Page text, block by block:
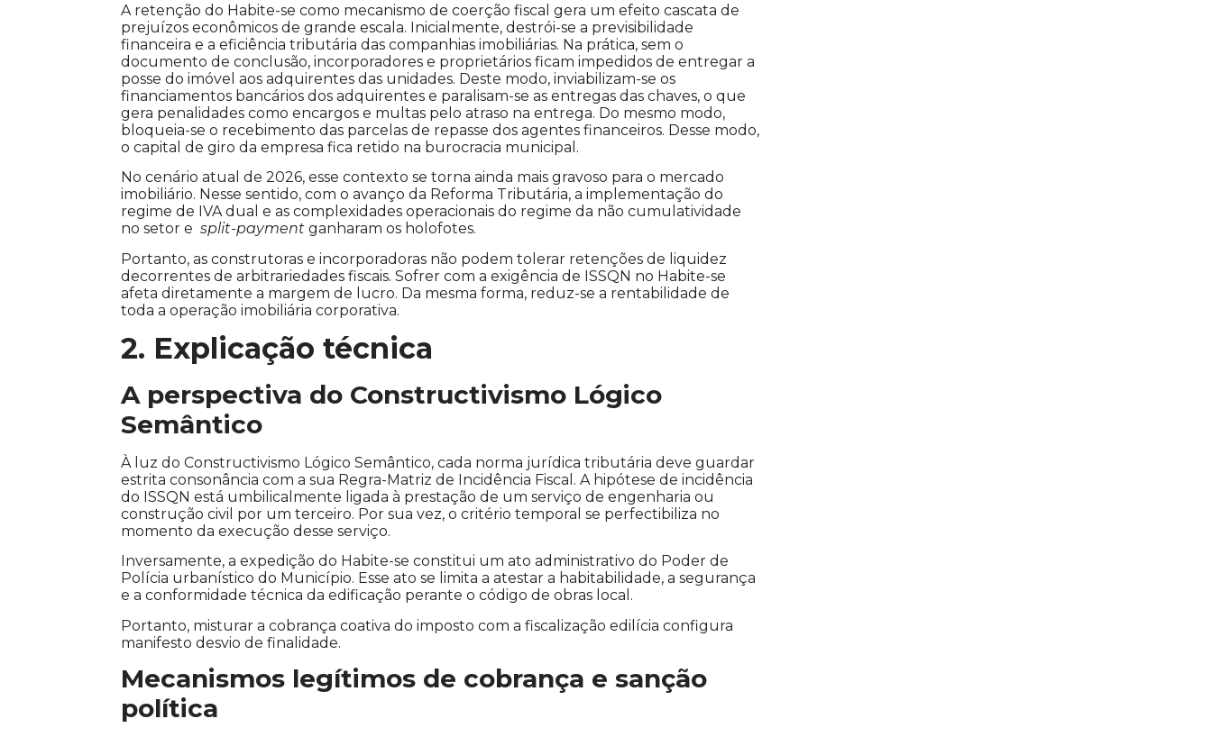
A retenção do Habite-se como mecanismo de coerção fiscal gera um efeito cascata de
prejuízos econômicos de grande escala. Inicialmente, destrói-se a previsibilidade
financeira e a eficiência tributária das companhias imobiliárias. Na prática, sem o
documento de conclusão, incorporadores e proprietários ficam impedidos de entregar a
posse do imóvel aos adquirentes das unidades. Deste modo, inviabilizam-se os
financiamentos bancários dos adquirentes e paralisam-se as entregas das chaves, o que
gera penalidades como encargos e multas pelo atraso na entrega. Do mesmo modo,
bloqueia-se o recebimento das parcelas de repasse dos agentes financeiros. Desse modo,
o capital de giro da empresa fica retido na burocracia municipal.
No cenário atual de 2026, esse contexto se torna ainda mais gravoso para o mercado
imobiliário. Nesse sentido, com o avanço da Reforma Tributária, a implementação do
regime de IVA dual e as complexidades operacionais do regime da não cumulatividade
no setor esplit-payment ganharam os holofotes.
Portanto, as construtoras e incorporadoras não podem tolerar retenções de liquidez
decorrentes de arbitrariedades fiscais. Sofrer com a exigência de ISSQN no Habite-se
afeta diretamente a margem de lucro. Da mesma forma, reduz-se a rentabilidade de
toda a operação imobiliária corporativa.
2. Explicação técnica
A perspectiva do Constructivismo Lógico
Semântico
À luz do Constructivismo Lógico Semântico, cada norma jurídica tributária deve guardar
estrita consonância com a sua Regra-Matriz de Incidência Fiscal. A hipótese de incidência
do ISSQN está umbilicalmente ligada à prestação de um serviço de engenharia ou
construção civil por um terceiro. Por sua vez, o critério temporal se perfectibiliza no
momento da execução desse serviço.
Inversamente, a expedição do Habite-se constitui um ato administrativo do Poder de
Polícia urbanístico do Município. Esse ato se limita a atestar a habitabilidade, a segurança
e a conformidade técnica da edificação perante o código de obras local.
Portanto, misturar a cobrança coativa do imposto com a fiscalização edilícia configura
manifesto desvio de finalidade.
Mecanismos legítimos de cobrança e sanção
política